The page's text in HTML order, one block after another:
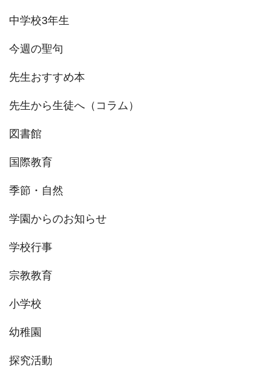
中学校3年生
今週の聖句
先生おすすめ本
先生から生徒へ（コラム）
図書館
国際教育
季節・自然
学園からのお知らせ
学校行事
宗教教育
小学校
幼稚園
探究活動